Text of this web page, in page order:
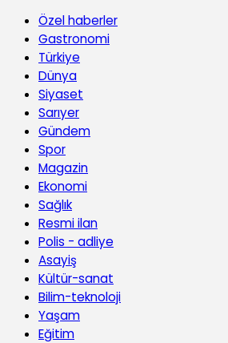
Özel haberler
Gastronomi
Türkiye
Dünya
Siyaset
Sarıyer
Gündem
Spor
Magazin
Ekonomi
Sağlık
Resmi ilan
Polis - adliye
Asayiş
Kültür-sanat
Bilim-teknoloji
Yaşam
Eğitim